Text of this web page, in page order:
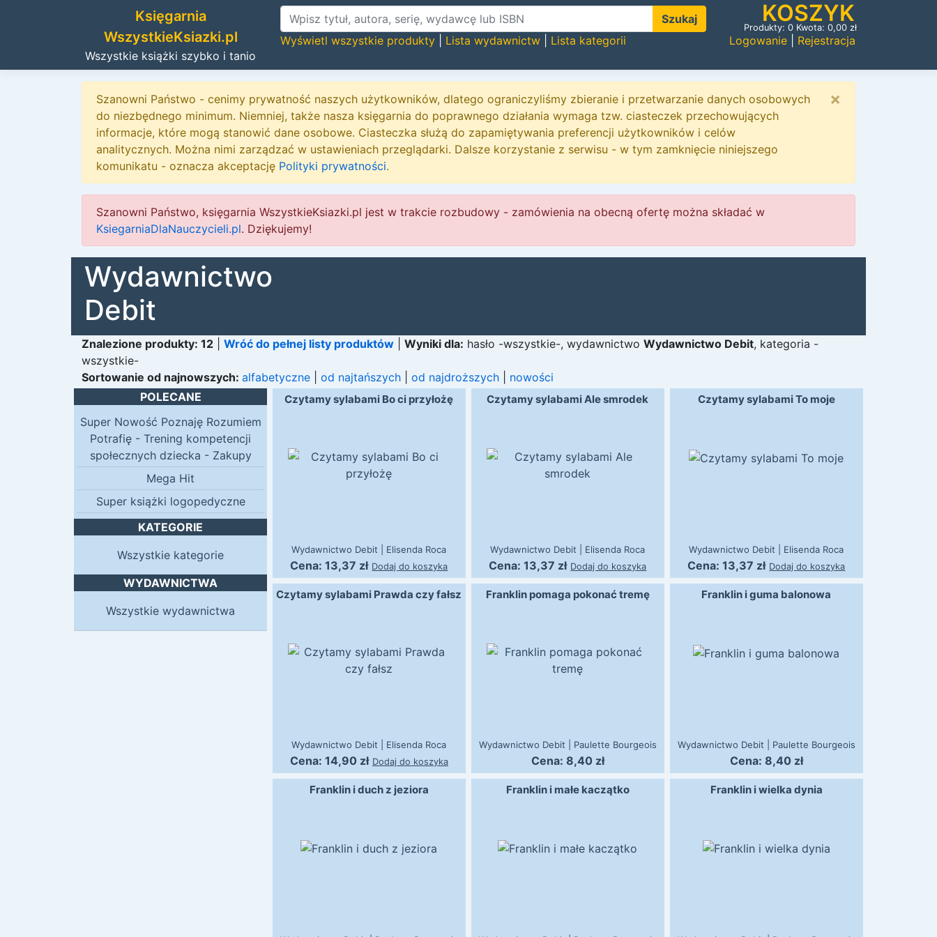
Księgarnia
WszystkieKsiazki.pl
Wszystkie książki szybko i tanio
Szukaj KOSZYK
Produkty:0 Kwota:0,00 zł
Wyświetl wszystkie produkty Lista wydawnictw Lista kategorii Logowanie Rejestracja
Szanowni Państwo - cenimy prywatność naszych użytkowników, dlatego ograniczyliśmy zbieranie i przetwarzanie danych osobowych
do niezbędnego minimum. Niemniej, także nasza księgarnia do poprawnego działania wymaga tzw. ciasteczek przechowujących
informacje, które mogą stanowić dane osobowe. Ciasteczka służą do zapamiętywania preferencji użytkowników i celów
analitycznych. Można nimi zarządzać w ustawieniach przeglądarki. Dalsze korzystanie z serwisu - w tym zamknięcie niniejszego
komunikatu - oznacza akceptację Polityki prywatności.
×
Szanowni Państwo, księgarnia WszystkieKsiazki.pl jest w trakcie rozbudowy - zamówienia na obecną ofertę można składać w
KsiegarniaDlaNauczycieli.pl. Dziękujemy!
Wydawnictwo
Debit
Znalezione produkty: 12 Wróć do pełnej listy produktów Wyniki dla: hasło -wszystkie-, wydawnictwo Wydawnictwo Debit, kategoria -
wszystkie-
Sortowanie od najnowszych: alfabetyczne od najtańszych od najdroższych
nowości
POLECANE
Super Nowość Poznaję Rozumiem
Potrafię - Trening kompetencji
społecznych dziecka - Zakupy
Mega Hit
Super książki logopedyczne
KATEGORIE
Wszystkie kategorie
WYDAWNICTWA
Wszystkie wydawnictwa
Czytamy sylabami Bo ci przyłożę
Wydawnictwo Debit Elisenda Roca
Cena:13,37 zł Dodaj do koszyka
Czytamy sylabami Ale smrodek
Wydawnictwo Debit Elisenda Roca
Cena:13,37 zł Dodaj do koszyka
Czytamy sylabami To moje
Wydawnictwo Debit Elisenda Roca
Cena:13,37 zł Dodaj do koszyka
Czytamy sylabami Prawda czy fałsz
Wydawnictwo Debit Elisenda Roca
Cena: 14,90 zł Dodaj do koszyka
Franklin pomaga pokonać tremę
Wydawnictwo Debit Paulette Bourgeois
Cena: 8,40 zł
Franklin i guma balonowa
Wydawnictwo Debit Paulette Bourgeois
Cena: 8,40 zł
Franklin i duch z jeziora Franklin i małe kaczątko Franklin i wielka dynia